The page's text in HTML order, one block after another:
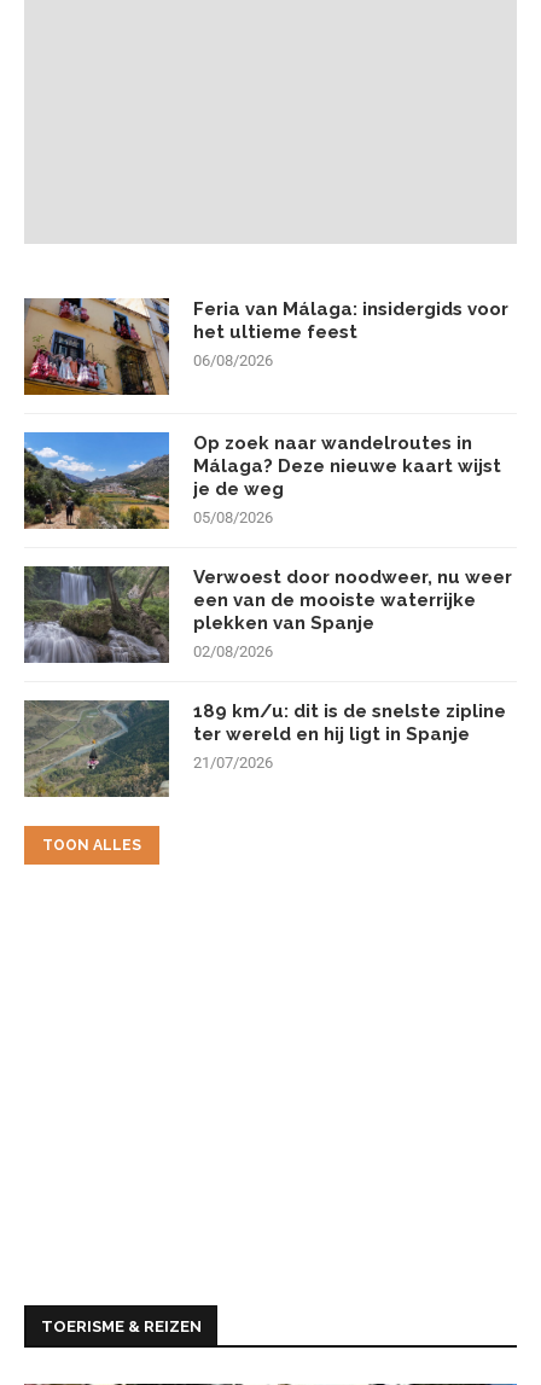
Feria van Málaga: insidergids voor
het ultieme feest
06/08/2026
Op zoek naar wandelroutes in
Málaga? Deze nieuwe kaart wijst
je de weg
05/08/2026
Verwoest door noodweer, nu weer
een van de mooiste waterrijke
plekken van Spanje
02/08/2026
189 km/u: dit is de snelste zipline
ter wereld en hij ligt in Spanje
21/07/2026
TOON ALLES
TOERISME & REIZEN